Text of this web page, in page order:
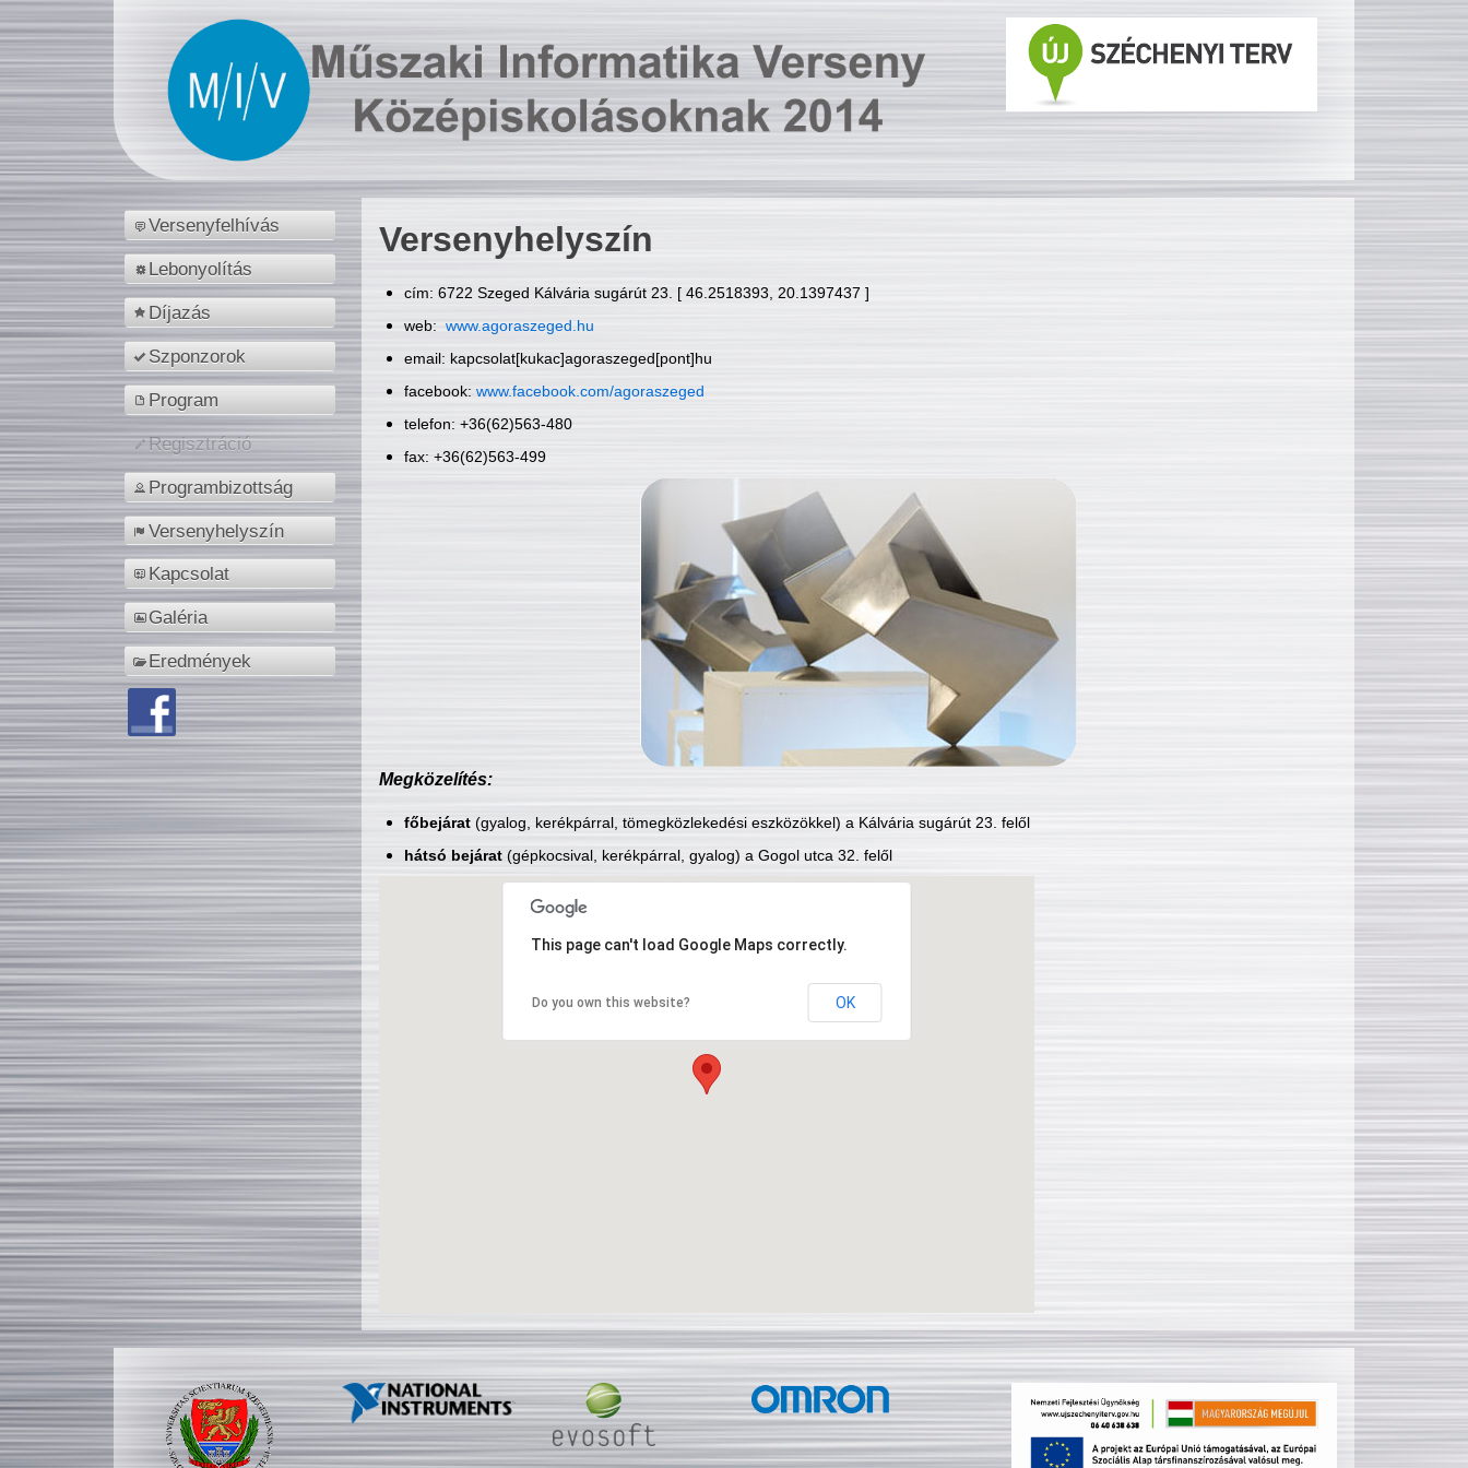
Versenyfelhívás
Lebonyolítás
Díjazás
Szponzorok
Program
Regisztráció
Programbizottság
Versenyhelyszín
Kapcsolat
Galéria
Eredmények
Versenyhelyszín
cím: 6722 Szeged Kálvária sugárút 23. [ 46.2518393, 20.1397437 ]
web: www.agoraszeged.hu
email: kapcsolat[kukac]agoraszeged[pont]hu
facebook: www.facebook.com/agoraszeged
telefon: +36(62)563-480
fax: +36(62)563-499
Megközelítés:
főbejárat(gyalog, kerékpárral, tömegközlekedési eszközökkel) a Kálvária sugárút 23. felől
hátsó bejárat(gépkocsival, kerékpárral, gyalog) a Gogol utca 32. felől
This page can't load Google Maps correctly.
Do you own this website? OK